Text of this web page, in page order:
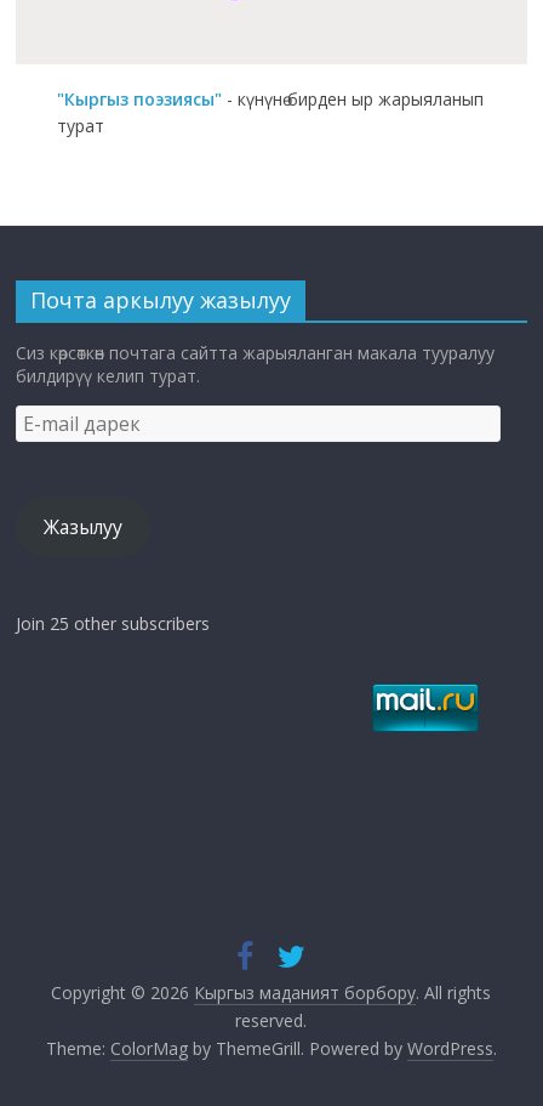
"Кыргыз поэзиясы" - күнүнө бирден ыр жарыяланып
турат
Почта аркылуу жазылуу
Сиз көрсөткөн почтага сайтта жарыяланган макала тууралуу
билдирүү келип турат.
E-
mail
Жазылуу
Join 25 other subscribers
Copyright © 2026 Кыргыз маданият борбору. All rights
reserved.
Theme: ColorMagby ThemeGrill. Powered by WordPress.